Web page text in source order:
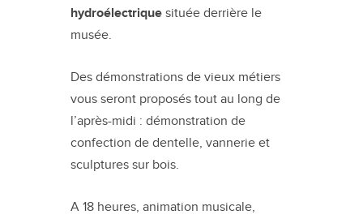
hydroélectrique située derrière le
musée.
Des démonstrations de vieux métiers
vous seront proposés tout au long de
l’après-midi : démonstration de
confection de dentelle, vannerie et
sculptures sur bois.
A 18 heures, animation musicale,